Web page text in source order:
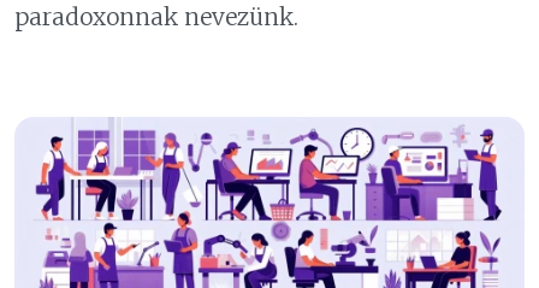
paradoxonnak nevezünk.